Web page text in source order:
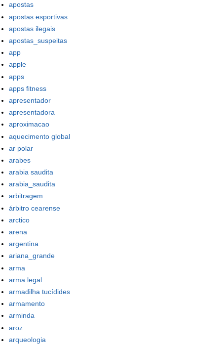
apostas
apostas esportivas
apostas ilegais
apostas_suspeitas
app
apple
apps
apps fitness
apresentador
apresentadora
aproximacao
aquecimento global
ar polar
arabes
arabia saudita
arabia_saudita
arbitragem
árbitro cearense
arctico
arena
argentina
ariana_grande
arma
arma legal
armadilha tucídides
armamento
arminda
aroz
arqueologia